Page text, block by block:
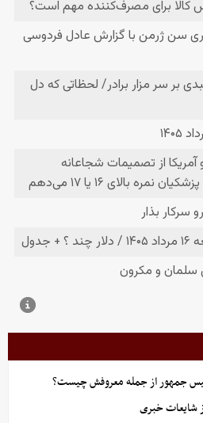
جمهور از جمله معروفش چیست؟
شایعات خبری